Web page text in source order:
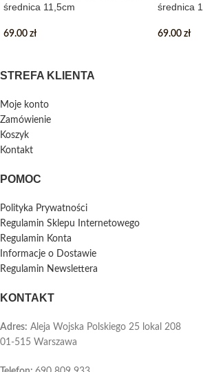
średnica 11,5cm
69.00 zł
średnica
69.00 zł
STREFA KLIENTA
Moje konto
Zamówienie
Koszyk
Kontakt
POMOC
Polityka Prywatności
Regulamin Sklepu Internetowego
Regulamin Konta
Informacje o Dostawie
Regulamin Newslettera
KONTAKT
Adres: Aleja Wojska Polskiego 25 lokal 208
01-515 Warszawa